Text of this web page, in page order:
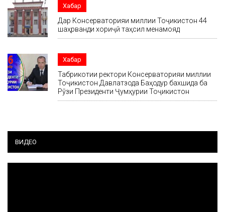
Хабар
Дар Консерваторияи миллии Тоҷикистон 44
шаҳрванди хориҷӣ таҳсил менамояд
Хабар
Табрикотии ректори Консерваторияи миллии
Тоҷикистон Давлатзода Баҳодур бахшида ба
Рӯзи Президенти Ҷумҳурии Тоҷикистон
ВИДЕО